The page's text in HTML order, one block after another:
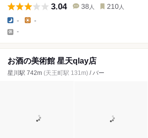
3.04 38 人 210 人
- -
-
お酒の美術館 星天qlay店
星川駅 742m (天王町駅 131m) / バー